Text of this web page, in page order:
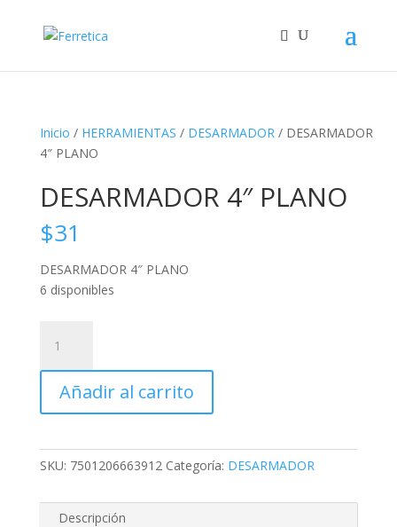
Inicio / HERRAMIENTAS / DESARMADOR/ DESARMADOR
4″ PLANO
DESARMADOR 4″ PLANO
$31
DESARMADOR 4″ PLANO
6 disponibles
PLANO
cantidad
Añadir al carrito
SKU: 7501206663912 Categoría: DESARMADOR
Descripción